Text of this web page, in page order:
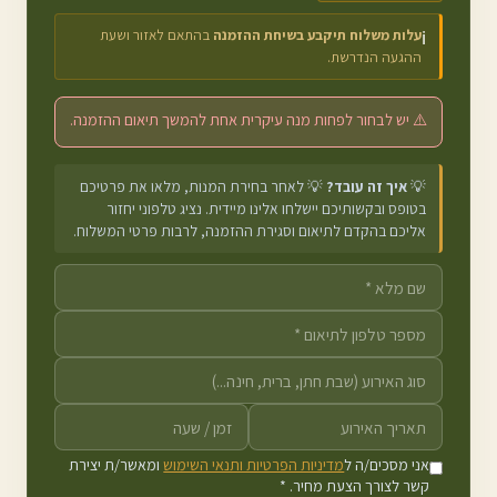
ℹ️עלות משלוח תיקבע בשיחת ההזמנה בהתאם לאזור ושעת
ההגעה הנדרשת.
⚠️ יש לבחור לפחות מנה עיקרית אחת להמשך תיאום ההזמנה.
💡איך זה עובד? 💡 לאחר בחירת המנות, מלאו את פרטיכם
בטופס ובקשותיכם יישלחו אלינו מיידית. נציג טלפוני יחזור
אליכם בהקדם לתיאום וסגירת ההזמנה, לרבות פרטי המשלוח.
אני מסכים/ה למדיניות הפרטיות ותנאי השימושומאשר/ת יצירת
קשר לצורך הצעת מחיר. *